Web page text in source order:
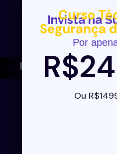
Invista na
Curso
Segurança
Por
Ou